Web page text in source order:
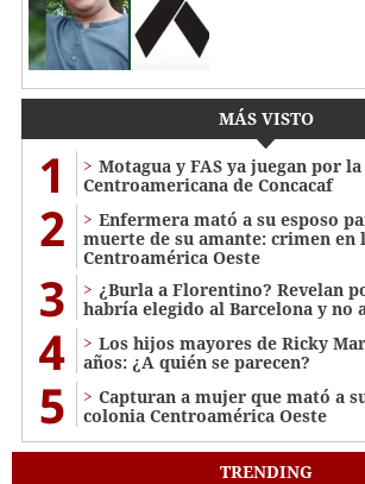
MÁS VISTO
1
Motagua y FAS ya juegan por la
Centroamericana de Concacaf
2
Enfermera mató a su esposo
muerte de su amante: crimen en
Centroamérica Oeste
3
¿Burla a Florentino? Revelan
habría elegido al Barcelona y no
4
Los hijos mayores de Ricky
años: ¿A quién se parecen?
5
Capturan a mujer que mató a
colonia Centroamérica Oeste
TRENDING